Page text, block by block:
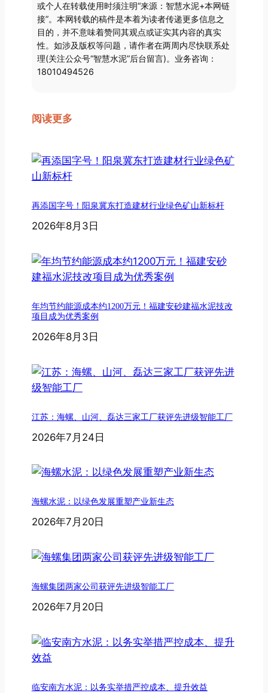
或个人在转载使用时须注明“来源：智慧水泥+本网链
接”。本网转载的稿件是本着为读者传递更多信息之
目的，并不意味着赞同其观点或证实其内容的真实
性。如涉及版权等问题，请作者在两周内尽快联系处
理(关注公众号“智慧水泥”后台留言)。业务咨询：
18010494526
阅读更多
再添国字号！阳泉冀东打造建材行业绿色矿山新标杆
2026年8月3日
年均节约能源成本约1200万元！福建安砂建福水泥技改
项目成为优秀案例
2026年8月3日
江苏：海螺、山河、磊达三家工厂获评先进级智能工厂
2026年7月24日
海螺水泥：以绿色发展重塑产业新生态
2026年7月20日
海螺集团两家公司获评先进级智能工厂
2026年7月20日
临安南方水泥：以务实举措严控成本、提升效益